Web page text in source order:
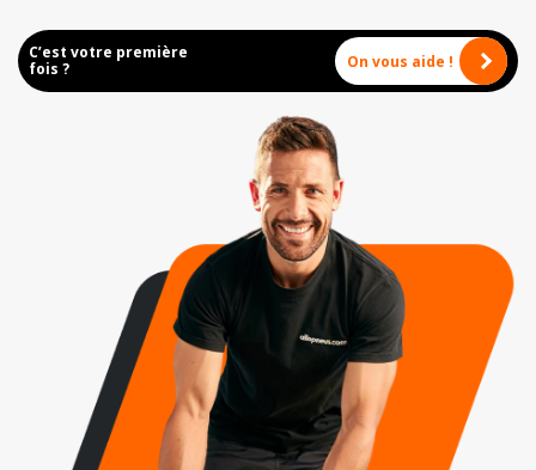
C’est votre première
fois ?
On vous aide !